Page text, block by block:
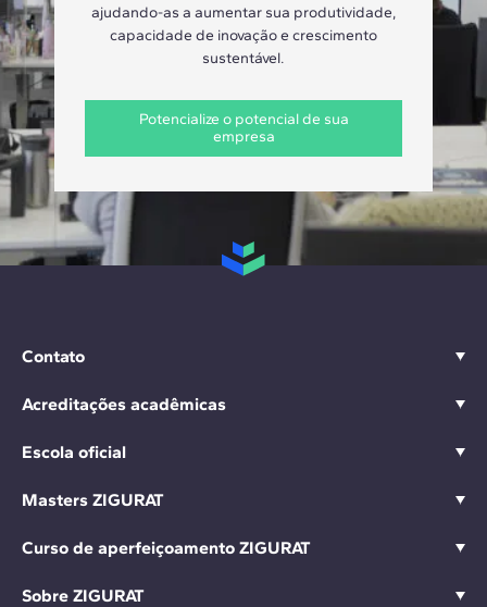
ajudando-as a aumentar sua produtividade,
capacidade de inovação e crescimento
sustentável.
Potencialize o potencial de sua
empresa
Contato
Acreditações acadêmicas
Escola oficial
Masters ZIGURAT
Curso de aperfeiçoamento ZIGURAT
Sobre ZIGURAT